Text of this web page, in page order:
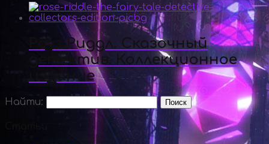
Роуз Риддл. Сказочный
детектив. Коллекционное
издание
Найти: